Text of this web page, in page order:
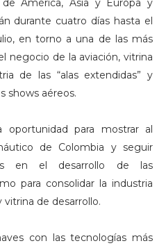
América, Asia y Europa y
durante cuatro días hasta el
en torno a una de las más
negocio de la aviación, vitrina
de las “alas extendidas” y
shows aéreos.
oportunidad para mostrar al
de Colombia y seguir
en el desarrollo de las
para consolidar la industria
de desarrollo.
con las tecnologías más